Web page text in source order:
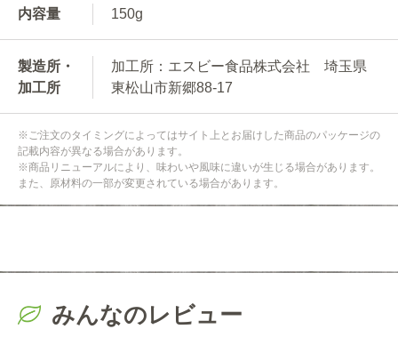
内容量 150g
製造所・
加工所
加工所：エスビー食品株式会社 埼玉県
東松山市新郷88-17
※ご注文のタイミングによってはサイト上とお届けした商品のパッケージの
記載内容が異なる場合があります。
※商品リニューアルにより、味わいや風味に違いが生じる場合があります。
また、原材料の一部が変更されている場合があります。
みんなのレビュー